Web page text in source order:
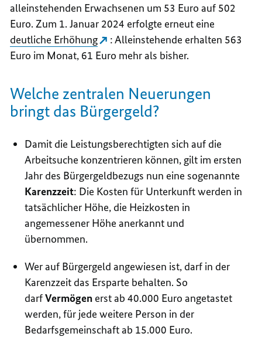
alleinstehenden Erwachsenen um 53 Euro auf 502
Euro. Zum 1. Januar 2024 erfolgte erneut eine
deutliche Erhöhung
: Alleinstehende erhalten 563
Euro im Monat, 61 Euro mehr als bisher.
Welche zentralen Neuerungen
bringt das Bürgergeld?
Damit die Leistungsberechtigten sich auf die
Arbeitsuche konzentrieren können, gilt im ersten
Jahr des Bürgergeldbezugs nun eine sogenannte
Karenzzeit: Die Kosten für Unterkunft werden in
tatsächlicher Höhe, die Heizkosten in
angemessener Höhe anerkannt und
übernommen.
Wer auf Bürgergeld angewiesen ist, darf in der
Karenzzeit das Ersparte behalten. So
darfVermögen erst ab 40.000 Euro angetastet
werden, für jede weitere Person in der
Bedarfsgemeinschaft ab 15.000 Euro.